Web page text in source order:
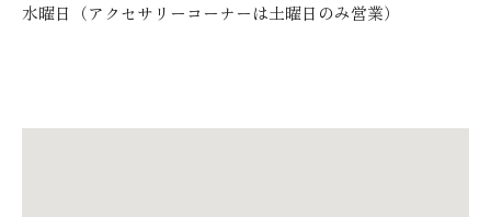
水曜日（アクセサリーコーナーは土曜日のみ営業）